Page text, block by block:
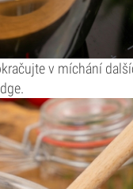
v míchání